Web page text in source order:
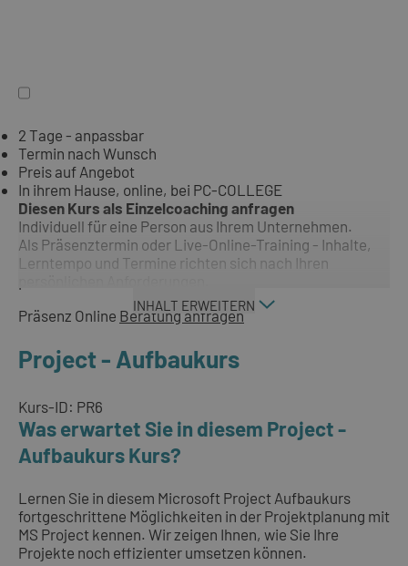
2 Tage - anpassbar
Termin nach Wunsch
Preis auf Angebot
In ihrem Hause, online, bei PC-COLLEGE
Diesen Kurs als Einzelcoaching anfragen
Individuell für eine Person aus Ihrem Unternehmen.
Als Präsenztermin oder Live-Online-Training - Inhalte,
Lerntempo und Termine richten sich nach Ihren
INHALT ERWEITERN
Präsenz Online Beratung anfragen
Project - Aufbaukurs
Kurs-ID: PR6
Was erwartet Sie in diesem Project -
Aufbaukurs Kurs?
Lernen Sie in diesem Microsoft Project Aufbaukurs
fortgeschrittene Möglichkeiten in der Projektplanung mit
MS Project kennen. Wir zeigen Ihnen, wie Sie Ihre
Projekte noch effizienter umsetzen können.